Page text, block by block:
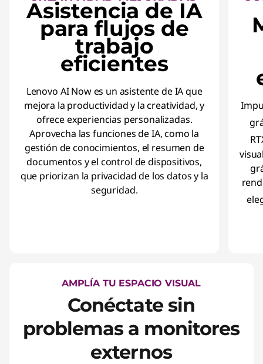
Asistencia de IA
para flujos de
trabajo
eficientes
Lenovo AI Now es un asistente de IA que
mejora la productividad y la creatividad, y
ofrece experiencias personalizadas.
Aprovecha las funciones de IA, como la
gestión de conocimientos, el resumen de
documentos y el control de dispositivos,
que priorizan la privacidad de los datos y la
seguridad.
AMPLÍA TU ESPACIO VISUAL
Conéctate sin
problemas a monitores
externos